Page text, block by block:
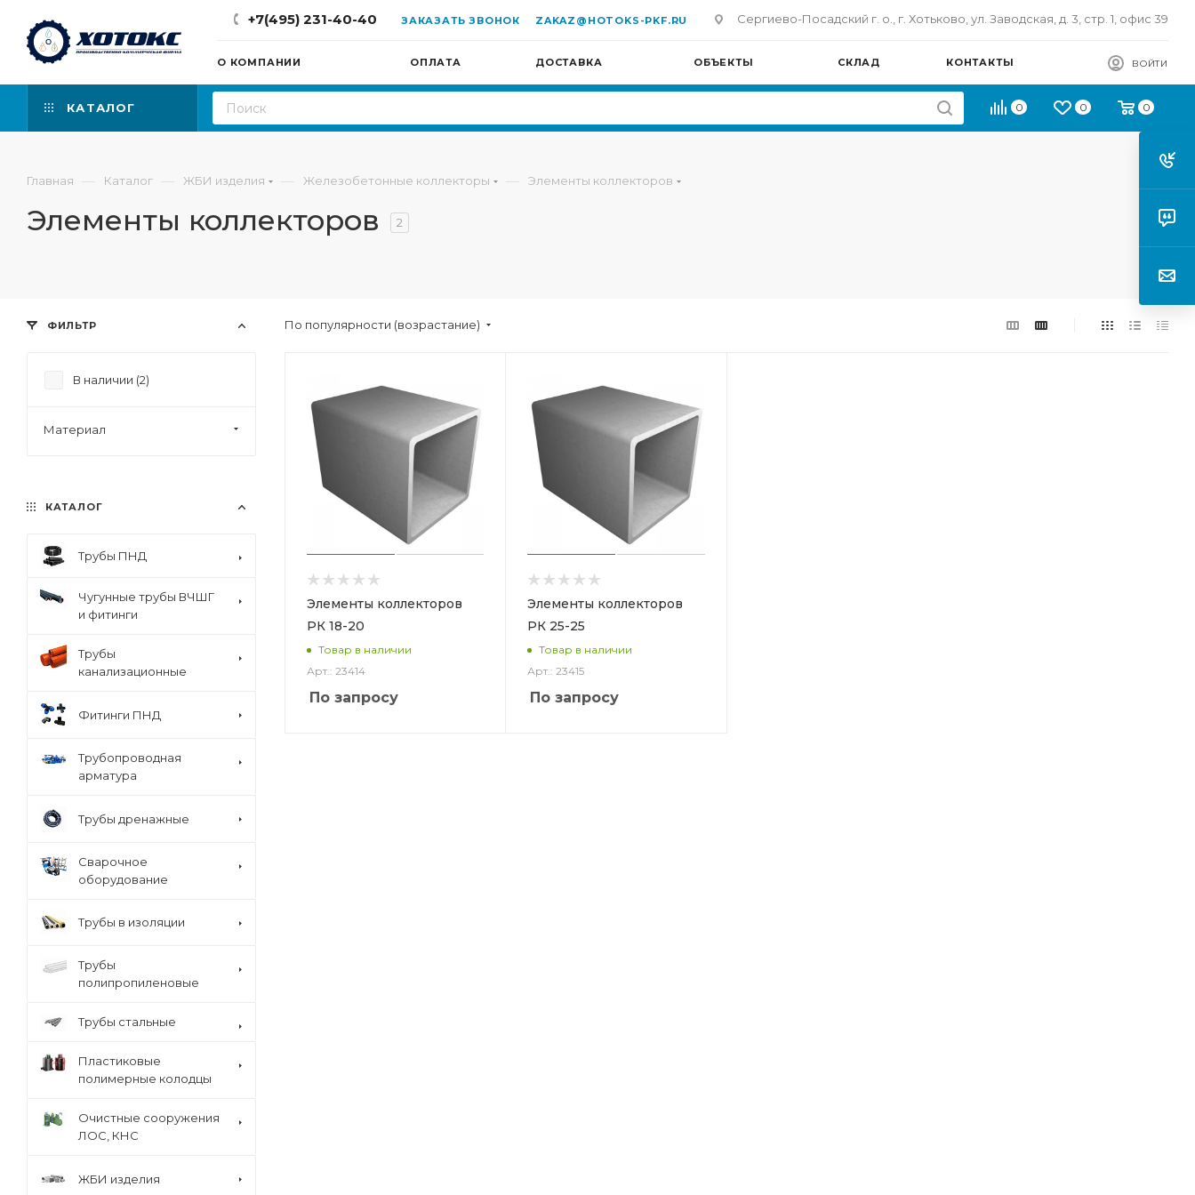
+7(495) 231-40-40 ЗАКАЗАТЬ ЗВОНОК ZAKAZ@HOTOKS-PKF.RU Сергиево-Посадский г. о., г. Хотьково, ул. Заводская, д. 3, стр. 1, офис 39
О КОМПАНИИ ОПЛАТА ДОСТАВКА ОБЪЕКТЫ СКЛАД КОНТАКТЫ ВОЙТИ
КАТАЛОГ 0 0 0
Главная — Каталог — ЖБИ изделия — Железобетонные коллекторы — Элементы коллекторов
Элементы коллекторов 2
По популярности (возрастание)
Элементы коллекторов
РК 18-20
Товар в наличии
Арт.: 23414
По запросу
Элементы коллекторов
РК 25-25
Товар в наличии
Арт.: 23415
По запросу
ФИЛЬТР
В наличии (2)
Материал
КАТАЛОГ
Трубы ПНД
Чугунные трубы ВЧШГ
и фитинги
Трубы
канализационные
Фитинги ПНД
Трубопроводная
арматура
Трубы дренажные
Сварочное
оборудование
Трубы в изоляции
Трубы
полипропиленовые
Трубы стальные
Пластиковые
полимерные колодцы
Очистные сооружения
ЛОС, КНС
ЖБИ изделия